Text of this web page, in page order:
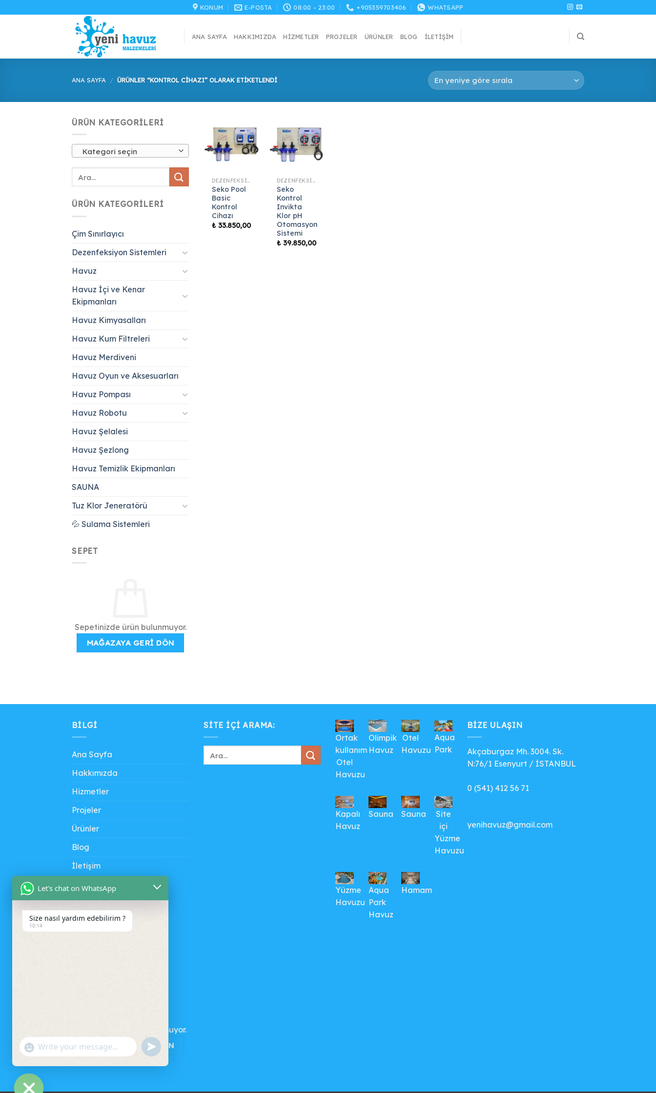
atla
KONUM E-POSTA 08:00 - 23:00 +905359703406 WHATSAPP
ANA SAYFA HAKKIMIZDA HIZMETLER PROJELER ÜRÜNLER BLOG İLETIŞIM
ANA SAYFA / ÜRÜNLER “KONTROL CIHAZI” OLARAK ETIKETLENDI
ÜRÜN KATEGORILERI
Kategori seçin
ÜRÜN KATEGORILERI
Çim Sınırlayıcı
Dezenfeksiyon Sistemleri
Havuz
Havuz İçi ve Kenar
Ekipmanları
Havuz Kimyasalları
Havuz Kum Filtreleri
Havuz Merdiveni
Havuz Oyun ve Aksesuarları
Havuz Pompası
Havuz Robotu
Havuz Şelalesi
Havuz Şezlong
Havuz Temizlik Ekipmanları
SAUNA
Tuz Klor Jeneratörü
💦 Sulama Sistemleri
SEPET
Sepetinizde ürün bulunmuyor.
MAĞAZAYA GERI DÖN
DEZENFEKSIYON SISTEMLERI
Seko Pool
Basic
Kontrol
Cihazı
₺ 33.850,00
DEZENFEKSIYON SISTEMLERI
Seko
Kontrol
Invikta
Klor pH
Otomasyon
Sistemi
₺ 39.850,00
BILGI
Ana Sayfa
Hakkımızda
Hizmetler
Projeler
Ürünler
Blog
İletişim
SITE IÇI ARAMA:
Ortak
kullanım
Otel
Havuzu
Olimpik
Havuz
Otel
Havuzu
Aqua
Park
Kapalı
Havuz
Sauna Sauna
Site
içi
Yüzme
Havuzu
Yüzme
Havuzu
Aqua
Park
Havuz
Hamam
BIZE ULAŞIN
Akçaburgaz Mh. 3004. Sk.
N:76/1 Esenyurt / İSTANBUL
0 (541) 412 56 71
yenihavuz@gmail.com
Sepetinizde ürün bulunmuyor.
MAĞAZAYA GERI DÖN
Let's chat on WhatsApp
Size nasıl yardım edebilirim ?
10:14
"+CHATY_SETTINGS.LANG.EMOJI_PICKER+"
WhatsApp
UNDEFINED